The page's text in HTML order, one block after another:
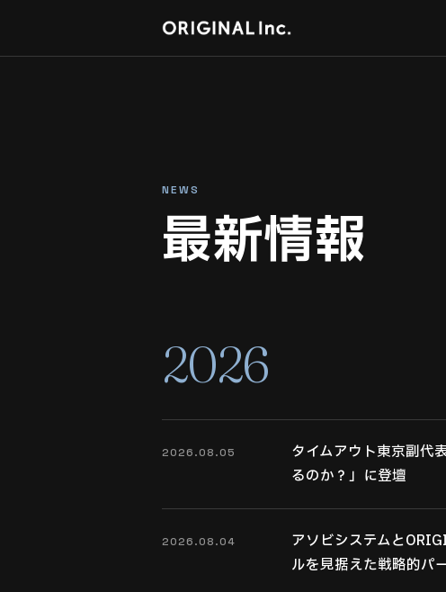
NEWS
最新情報
2026
2026.08.05
タイムアウト東京副代
るのか？」に登壇
2026.08.04
アソビシステムと
ルを見据えた戦略的パ